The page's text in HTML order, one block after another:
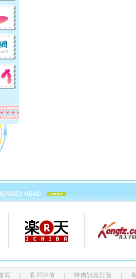
頁 客戶評價 特價訊息討論